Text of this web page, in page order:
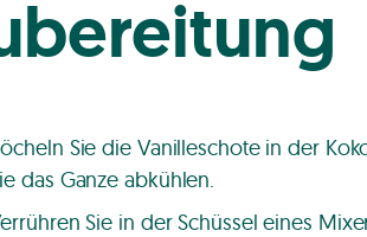
Sie die Vanilleschote in der
das Ganze abkühlen.
Sie in der Schüssel eines